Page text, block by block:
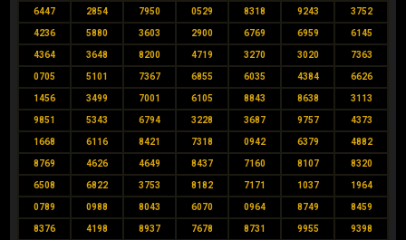
6447 2854 7950 0529 8318 9243 3752
4236 5880 3603 2900 6769 6959 6145
4364 3648 8200 4719 3270 3020 7363
0705 5101 7367 6855 6035 4384 6626
1456 3499 7001 6105 8843 8638 3113
9851 5343 6794 3228 3687 9757 4373
1668 6116 8421 7318 0942 6379 4882
8769 4626 4649 8437 7160 8107 8320
6508 6822 3753 8182 7171 1037 1964
0789 0988 8043 6070 0964 8749 8459
8376 4198 8937 7678 8731 9955 9398